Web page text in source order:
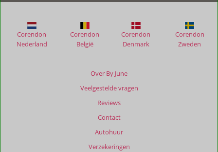
Over By June
Veelgestelde vragen
Reviews
Contact
Autohuur
Verzekeringen
Corendon
Nederland
Corendon
België
Corendon
Denmark
Corendon
Zweden